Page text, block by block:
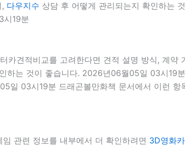
다우지수 상담 후 어떻게 관리되는지 확인하는
시19분
견적비교를 고려한다면 견적 설명 방식, 계
하는 것이 좋습니다. 2026년06월05일 03시19
일 03시19분 드래곤볼만화책 문서에서 이런
관련 정보를 내부에서 더 확인하려면 3D영화카